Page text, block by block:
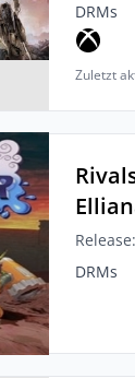
DRMs
Zuletzt
DRMs